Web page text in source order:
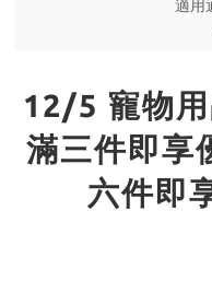
適用
12/5 寵物
滿三件即享
六件即